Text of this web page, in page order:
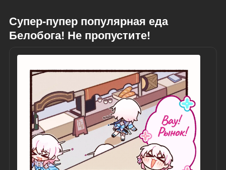
Супер-пупер популярная еда
Белобога! Не пропустите!